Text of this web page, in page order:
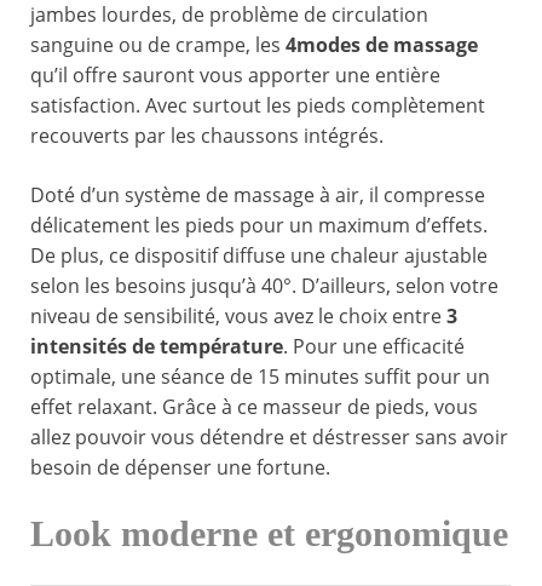
jambes lourdes, de problème de circulation
sanguine ou de crampe, les 4modes de massage
qu’il offre sauront vous apporter une entière
satisfaction. Avec surtout les pieds complètement
recouverts par les chaussons intégrés.
Doté d’un système de massage à air, il compresse
délicatement les pieds pour un maximum d’effets.
De plus, ce dispositif diffuse une chaleur ajustable
selon les besoins jusqu’à 40°. D’ailleurs, selon votre
niveau de sensibilité, vous avez le choix entre3
intensités de température. Pour une efficacité
optimale, une séance de 15 minutes suffit pour un
effet relaxant. Grâce à ce masseur de pieds, vous
allez pouvoir vous détendre et déstresser sans avoir
besoin de dépenser une fortune.
Look moderne et ergonomique